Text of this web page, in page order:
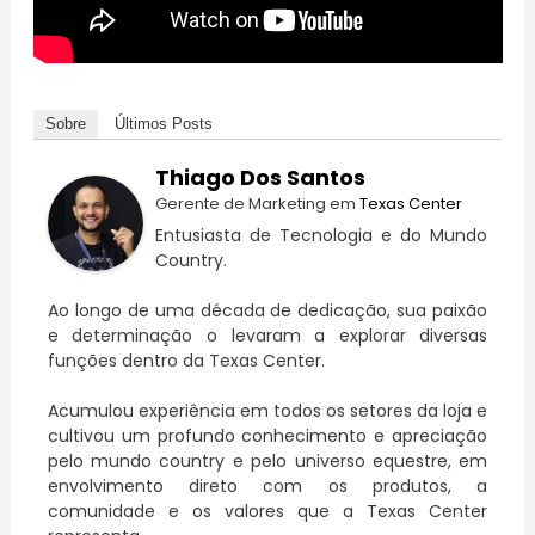
Sobre Últimos Posts
Thiago Dos Santos
Gerente de Marketing em Texas Center
Entusiasta de Tecnologia e do Mundo
Country.
Ao longo de uma década de dedicação, sua paixão
e determinação o levaram a explorar diversas
funções dentro da Texas Center.
Acumulou experiência em todos os setores da loja e
cultivou um profundo conhecimento e apreciação
pelo mundo country e pelo universo equestre, em
envolvimento direto com os produtos, a
comunidade e os valores que a Texas Center